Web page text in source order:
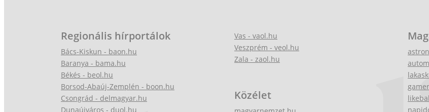
Regionális hírportálok
Bács-Kiskun - baon.hu
Baranya - bama.hu
Békés - beol.hu
Borsod-Abaúj-Zemplén - boon.hu
Csongrád - delmagyar.hu
Dunaújváros - duol.hu
Vas - vaol.hu
Veszprém - veol.hu
Zala - zaol.hu
Közélet